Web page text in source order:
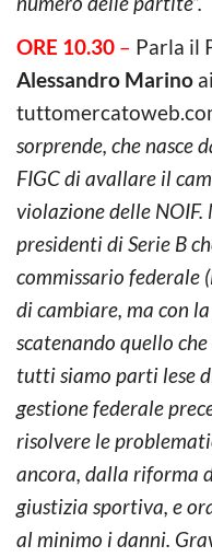
ORE 10.30 – Parla il
Alessandro Marino
sorprende, che nasce
FIGC di avallare il
violazione delle NOIF.
presidenti di Serie B
commissario federale
di cambiare, ma con la
scatenando quello
tutti siamo parti lese
gestione federale
risolvere le
ancora, dalla riforma
giustizia sportiva, e
al minimo i danni.